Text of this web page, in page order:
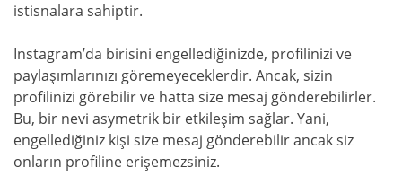
istisnalara sahiptir.
Instagram’da birisini engellediğinizde, profilinizi ve
paylaşımlarınızı göremeyeceklerdir. Ancak, sizin
profilinizi görebilir ve hatta size mesaj gönderebilirler.
Bu, bir nevi asymetrik bir etkileşim sağlar. Yani,
engellediğiniz kişi size mesaj gönderebilir ancak siz
onların profiline erişemezsiniz.